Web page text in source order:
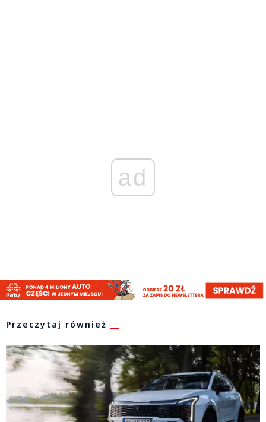
ad
Przeczytaj również